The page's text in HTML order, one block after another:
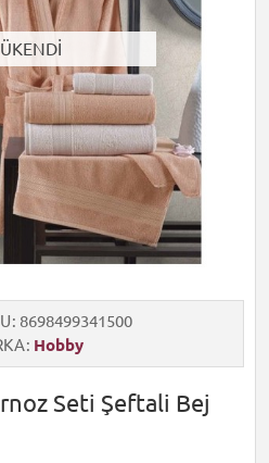
8698499341500
Hobby
Seti Şeftali Bej